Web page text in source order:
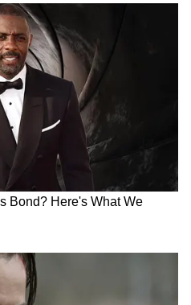
असम बाढ़: CM हिमंत और केंद्रीय
मंत्री जेपी नड्डा ने लिया जायजा
AICTE की नई पहल, 300 छात्रों